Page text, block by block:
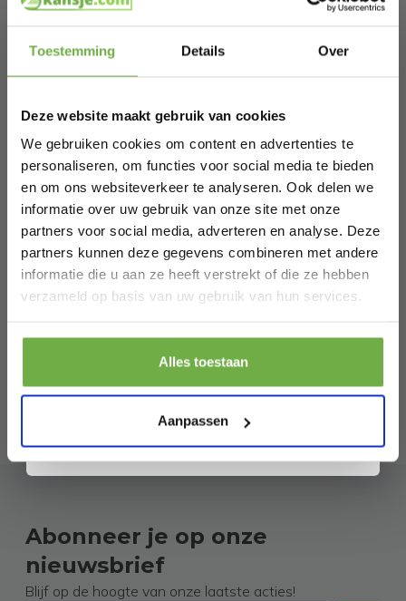
Toestemming Details Over
Deze website maakt gebruik van cookies
We gebruiken cookies om content en advertenties te
personaliseren, om functies voor social media te bieden
en om ons websiteverkeer te analyseren. Ook delen we
informatie over uw gebruik van onze site met onze
partners voor social media, adverteren en analyse. Deze
partners kunnen deze gegevens combineren met andere
informatie die u aan ze heeft verstrekt of die ze hebben
verzameld op basis van uw gebruik van hun services.
Alles toestaan
Aanpassen
Bintoi® Voorhoofdthermometer –
Infrarood – Snelmeting 1 Seconde – Incl.
Batterijen
Prijs op bol.com € 19,99
€ 8,99
-55%
Abonneer je op onze
nieuwsbrief
Blijf op de hoogte van onze laatste acties!
Schrijf je in en ontvang
Bij 2dekansje.com profiteer je van
kortingen tot wel 70%.
Laat ons weten wanneer je jarig bent
Pak € 5,- korting
. Je kunt je op elk moment weer afmelden.